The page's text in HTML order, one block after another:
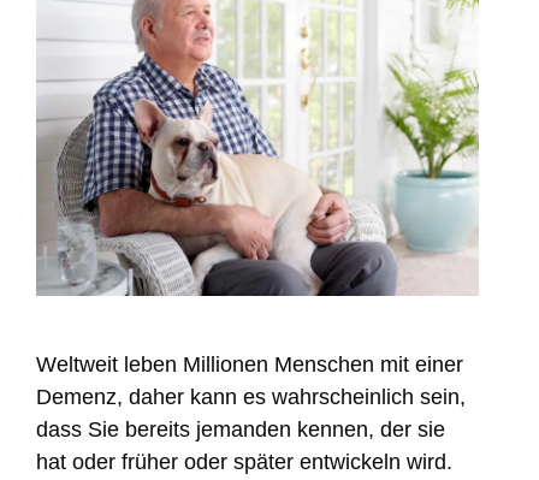
Weltweit leben Millionen Menschen mit einer
Demenz, daher kann es wahrscheinlich sein,
dass Sie bereits jemanden kennen, der sie
hat oder früher oder später entwickeln wird.